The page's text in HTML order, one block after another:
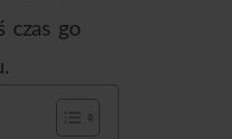
czas go